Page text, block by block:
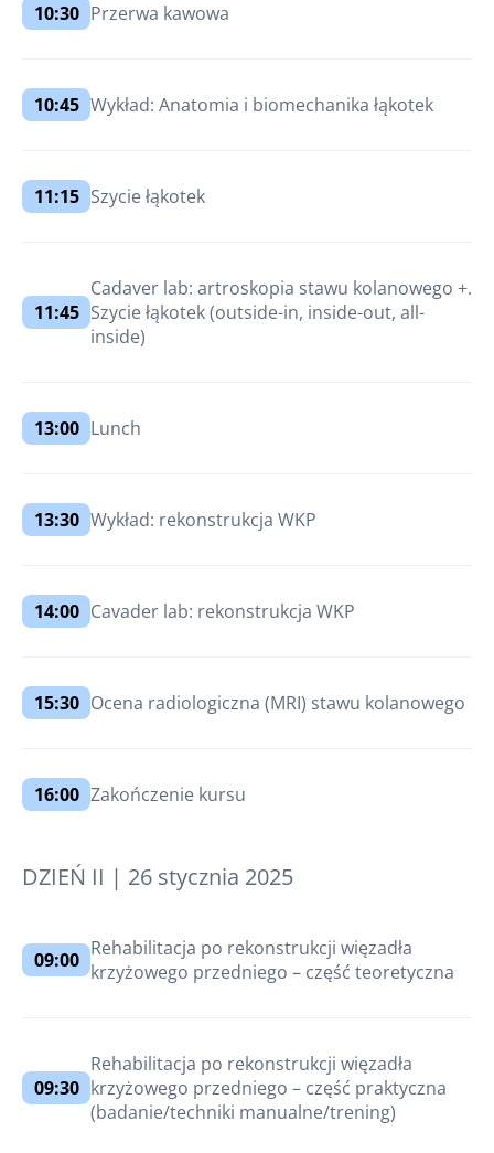
10:30 Przerwa kawowa
10:45 Wykład: Anatomia i biomechanika łąkotek
11:15 Szycie łąkotek
11:45
Cadaver lab: artroskopia stawu kolanowego +.
Szycie łąkotek (outside-in, inside-out, all-
inside)
13:00 Lunch
13:30 Wykład: rekonstrukcja WKP
14:00 Cavader lab: rekonstrukcja WKP
15:30 Ocena radiologiczna (MRI) stawu kolanowego
16:00 Zakończenie kursu
DZIEŃ II | 26 stycznia 2025
09:00 Rehabilitacja po rekonstrukcji więzadła
krzyżowego przedniego – część teoretyczna
09:30
Rehabilitacja po rekonstrukcji więzadła
krzyżowego przedniego – część praktyczna
(badanie/techniki manualne/trening)